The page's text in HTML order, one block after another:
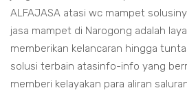
ALFAJASA atasi wc mampet
jasa mampet di Narogong adalah
memberikan kelancaran hingga
solusi terbain atasinfo-info yang
memberi kelayakan para aliran